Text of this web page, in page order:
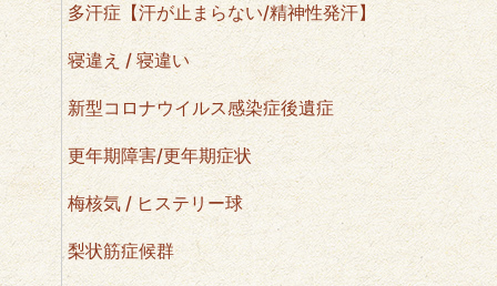
多汗症【汗が止まらない/精神性発汗】
寝違え / 寝違い
新型コロナウイルス感染症後遺症
更年期障害/更年期症状
梅核気 / ヒステリー球
梨状筋症候群